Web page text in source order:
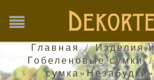
Главная / Изделия
Гобеленовые сумки /